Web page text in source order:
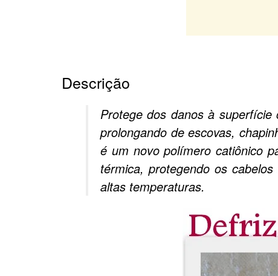
Descrição
Protege dos danos à
prolongando de escovas,
é um novo polímero catiônico
térmica, protegendo os
altas temperaturas.